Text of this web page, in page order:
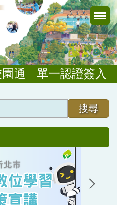
通 單一認證簽入
搜尋